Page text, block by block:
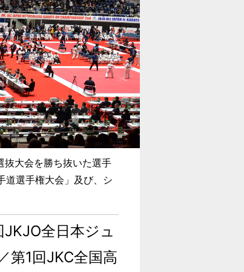
抜大会を勝ち抜いた選手
道選手権大会」及び、シ
全日本ジュ
第1回JKC全国高